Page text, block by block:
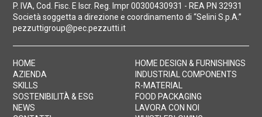
P. IVA, Cod. Fisc. E Iscr. Reg. Impr 00300430931 - REA PN 32931
Società soggetta a direzione e coordinamento di “Selini S.p.A.”
pezzuttigroup@pec.pezzutti.it
HOME
AZIENDA
SKILLS
SOSTENIBILITÀ & ESG
NEWS
HOME DESIGN & FURNISHINGS
INDUSTRIAL COMPONENTS
R-MATERIAL
FOOD PACKAGING
LAVORA CON NOI